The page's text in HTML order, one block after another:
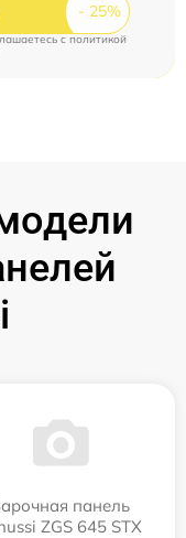
cполитикой
панель
ZGS 645 STX